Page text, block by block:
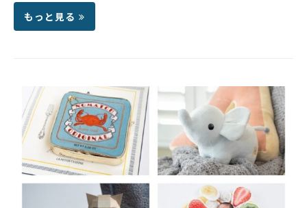
もっと見る